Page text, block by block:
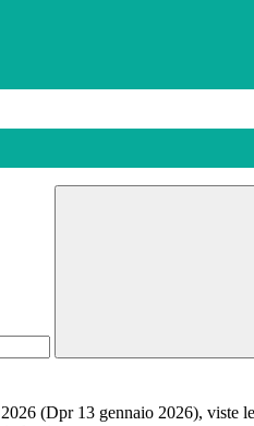
(Dpr 13 gennaio 2026),